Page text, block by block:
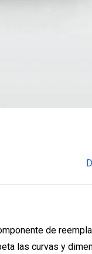
de
las curvas y